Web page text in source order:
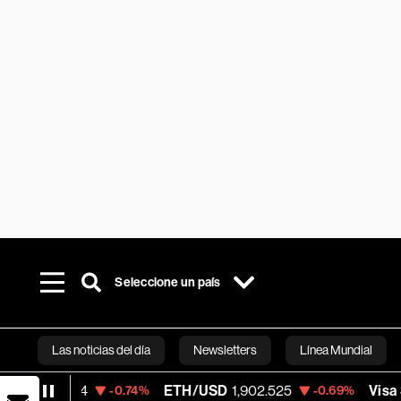
Seleccione un país
Las noticias del día Newsletters Línea Mundial
Bloomberg
ETH/USD 1,902.525 -0.69% Visa 366.59 -